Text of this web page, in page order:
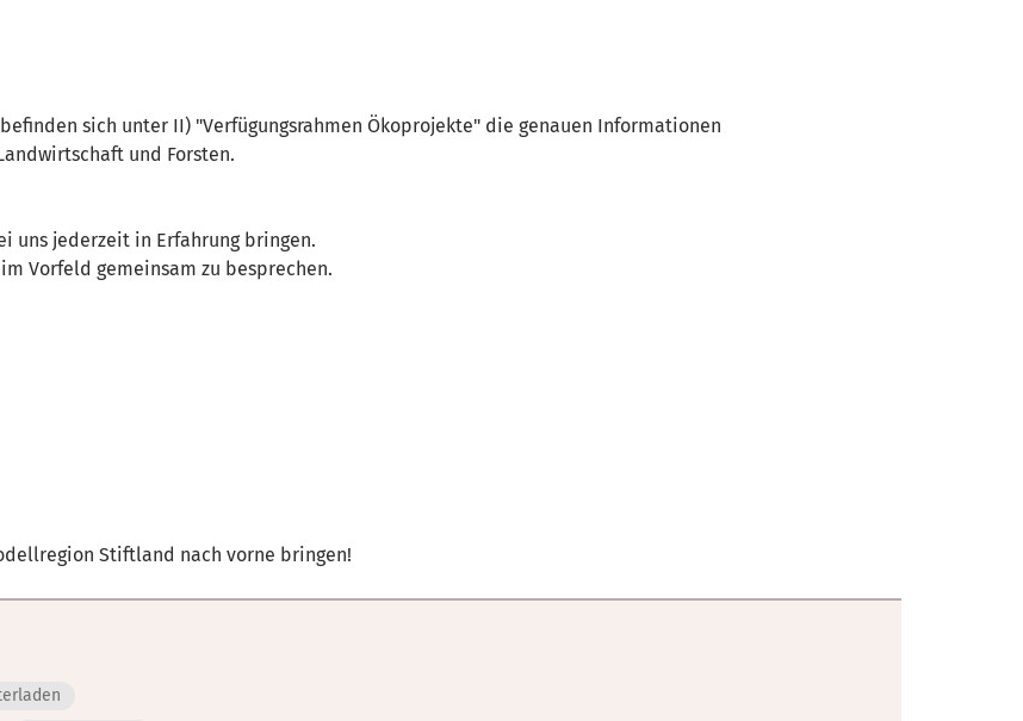
befinden sich unter II) "Verfügungsrahmen Ökoprojekte" die genauen Informationen
und Forsten.
uns jederzeit in Erfahrung bringen.
Vorfeld gemeinsam zu besprechen.
Stiftland nach vorne bringen!